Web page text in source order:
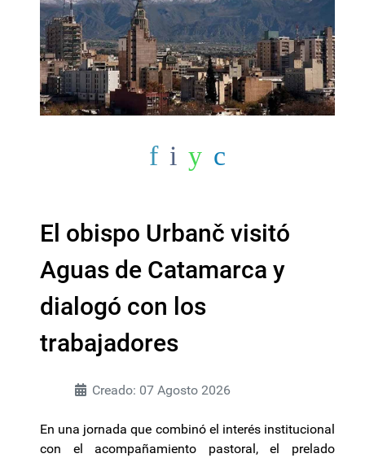
El obispo Urbanč visitó
Aguas de Catamarca y
dialogó con los
trabajadores
Creado: 07 Agosto 2026
En una jornada que combinó el interés institucional
con el acompañamiento pastoral, el prelado